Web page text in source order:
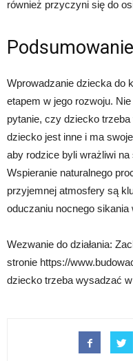
również przyczyni się do
Podsumowanie
Wprowadzanie dziecka do
etapem w jego rozwoju.
pytanie, czy dziecko
dziecko jest inne i ma
aby rodzice byli wrażliwi na
Wspieranie naturalnego
przyjemnej atmosfery są
oduczaniu nocnego sikania
Wezwanie do działania:
stronie https://
dziecko trzeba wysadzać